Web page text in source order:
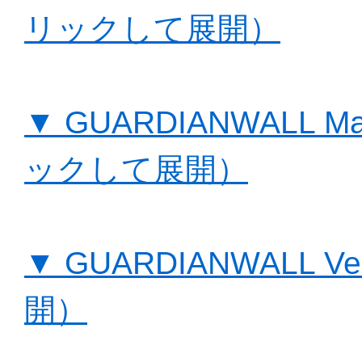
リックして展開）
▼ GUARDIANWALL
ックして展開）
▼ GUARDIANWALL
開）